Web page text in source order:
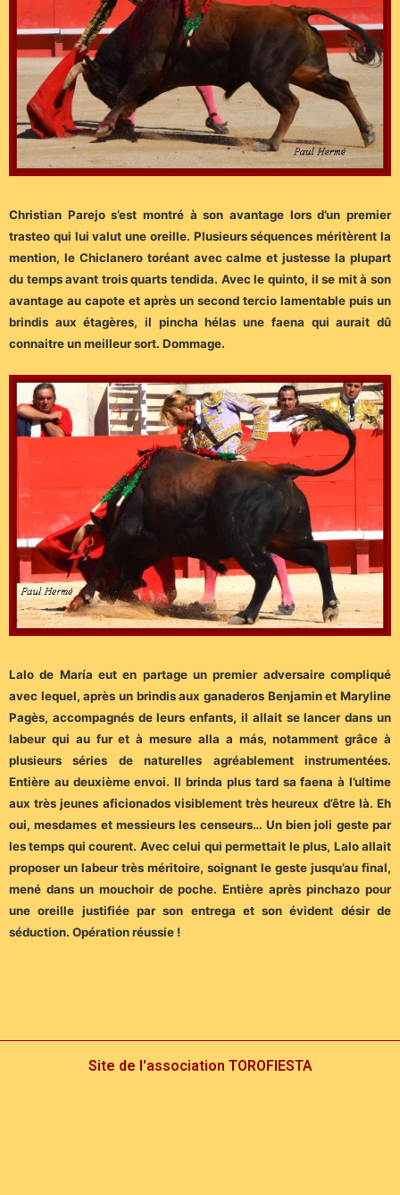
Christian Parejo s’est montré à son avantage lors d’un premier
trasteo qui lui valut une oreille. Plusieurs séquences méritèrent la
mention, le Chiclanero toréant avec calme et justesse la plupart
du temps avant trois quarts tendida. Avec le quinto, il se mit à son
avantage au capote et après un second tercio lamentable puis un
brindis aux étagères, il pincha hélas une faena qui aurait dû
connaitre un meilleur sort. Dommage.
Lalo de María eut en partage un premier adversaire compliqué
avec lequel, après un brindis aux ganaderos Benjamin et Maryline
Pagès, accompagnés de leurs enfants, il allait se lancer dans un
labeur qui au fur et à mesure alla a más, notamment grâce à
plusieurs séries de naturelles agréablement instrumentées.
Entière au deuxième envoi. Il brinda plus tard sa faena à l’ultime
aux très jeunes aficionados visiblement très heureux d’être là. Eh
oui, mesdames et messieurs les censeurs… Un bien joli geste par
les temps qui courent. Avec celui qui permettait le plus, Lalo allait
proposer un labeur très méritoire, soignant le geste jusqu’au final,
mené dans un mouchoir de poche. Entière après pinchazo pour
une oreille justifiée par son entrega et son évident désir de
séduction. Opération réussie !
Site de l'association TOROFIESTA